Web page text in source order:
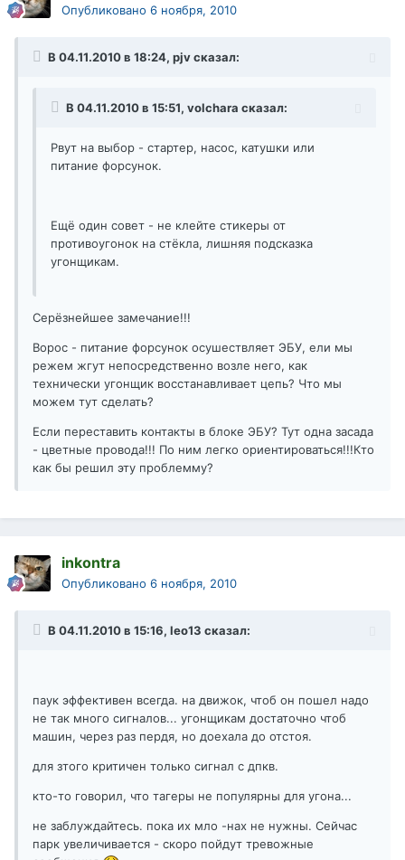
Опубликовано 6 ноября, 2010
В 04.11.2010 в 18:24, pjv сказал:
В 04.11.2010 в 15:51, volchara сказал:
Рвут на выбор - стартер, насос, катушки или
питание форсунок.
Ещё один совет - не клейте стикеры от
противоугонок на стёкла, лишняя подсказка
угонщикам.
Серёзнейшее замечание!!!
Ворос - питание форсунок осушествляет ЭБУ, ели мы
режем жгут непосредственно возле него, как
технически угонщик восстанавливает цепь? Что мы
можем тут сделать?
Если переставить контакты в блоке ЭБУ? Тут одна засада
- цветные провода!!! По ним легко ориентироваться!!!Кто
как бы решил эту проблемму?
inkontra
Опубликовано 6 ноября, 2010
В 04.11.2010 в 15:16, leo13 сказал:
паук эффективен всегда. на движок, чтоб он пошел надо
не так много сигналов... угонщикам достаточно чтоб
машин, через раз пердя, но доехала до отстоя.
для зтого критичен только сигнал с дпкв.
кто-то говорил, что тагеры не популярны для угона...
не заблуждайтесь. пока их мло -нах не нужны. Сейчас
парк увеличивается - скоро пойдут тревожные